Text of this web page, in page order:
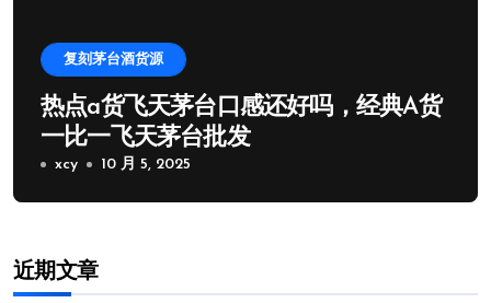
复刻茅台酒货源
热点a货飞天茅台口感还好吗，经典A货
一比一飞天茅台批发
xcy 10 月 5, 2025
近期文章